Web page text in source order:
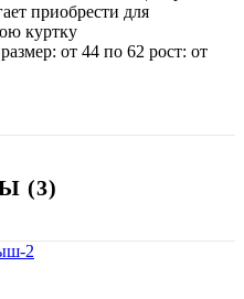
приобрести для
куртку
от 44 по 62 рост: от
(3)
2